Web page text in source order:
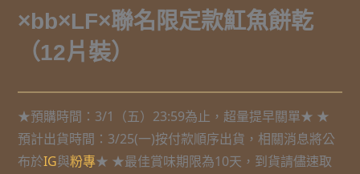
×bb×LF×聯名限定款魟魚餅乾
（12片裝）
★預購時間：3/1（五）23:59為止，超量提早關單★ ★
預計出貨時間：3/25(一)按付款順序出貨，相關消息將公
布於IG與粉專★ ★最佳賞味期限為10天，到貨請儘速取